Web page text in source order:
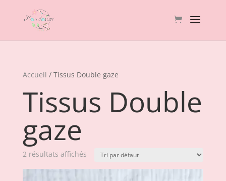
Accueil / Tissus Double gaze
Tissus Double
gaze
2 résultats affichés